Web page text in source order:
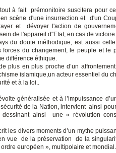
à fait prémonitoire suscitera pour
scène d'une insurrection et d'un
et dévoyer l'action de
de l'appareil d"Etat, en cas de
du doute méthodique, est aussi
forces du changement, le peuple et le
différence éthique.
plus en plus proche d’un
islamique,un acteur essentiel du
et à la loi..
généralisée et à l’impuissance
de la Nation, intervient ainsi
dessinant ainsi une « révolution
les divers moments d’un mythe
vue de la préservation de la
ordre européen », multipolaire et mondial.